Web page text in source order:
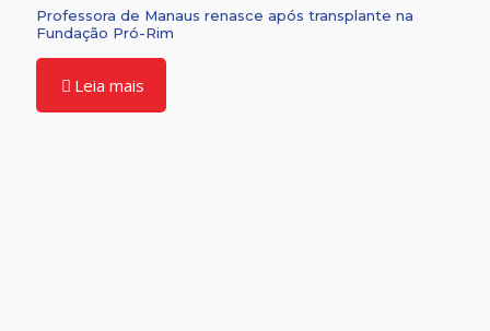
Professora de Manaus renasce após transplante na
Fundação Pró-Rim
Leia mais